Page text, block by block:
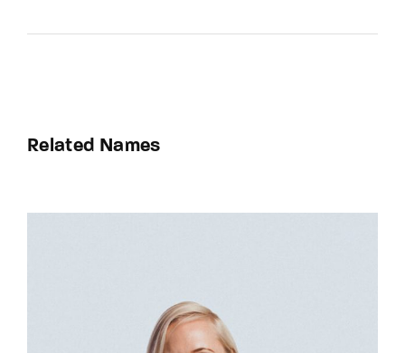
Related Names